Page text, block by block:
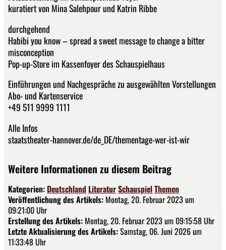
kuratiert von Mina Salehpour und Katrin Ribbe
durchgehend
Habibi you know – spread a sweet message to change a bitter
misconception
Pop-up-Store im Kassenfoyer des Schauspielhaus
Einführungen und Nachgespräche zu ausgewählten Vorstellungen
Abo- und Kartenservice
+49 511 9999 1111
Alle Infos
staatstheater-hannover.de/de_DE/thementage-wer-ist-wir
Weitere Informationen zu diesem Beitrag
Kategorien: Deutschland LiteraturSchauspielThemen
Veröffentlichung des Artikels: Montag, 20. Februar 2023 um
09:21:00 Uhr
Erstellung des Artikels: Montag, 20. Februar 2023 um 09:15:58 Uhr
Letzte Aktualisierung des Artikels:Samstag, 06. Juni 2026 um
11:33:48 Uhr